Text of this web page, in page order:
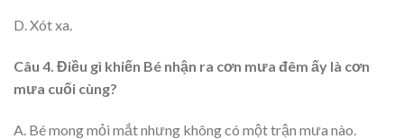
D. Xót xa.
Câu 4. Điều gì khiến Bé nhận ra cơn mưa đêm ấy là cơn
mưa cuối cùng?
A. Bé mong mỏi mắt nhưng không có một trận mưa nào.